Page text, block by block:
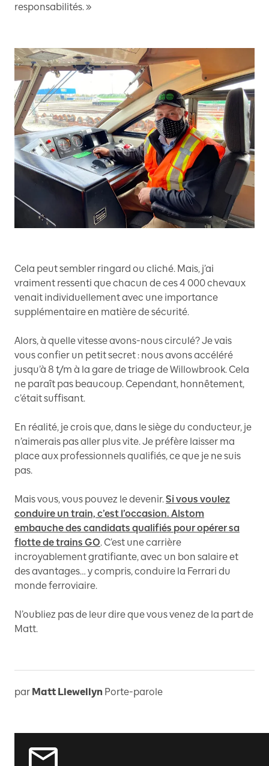
responsabilités. »
Cela peut sembler ringard ou cliché. Mais, j’ai
vraiment ressenti que chacun de ces 4 000 chevaux
venait individuellement avec une importance
supplémentaire en matière de sécurité.
Alors, à quelle vitesse avons-nous circulé? Je vais
vous confier un petit secret : nous avons accéléré
jusqu’à 8 t/m à la gare de triage de Willowbrook. Cela
ne paraît pas beaucoup. Cependant, honnêtement,
c’était suffisant.
En réalité, je crois que, dans le siège du conducteur, je
n’aimerais pas aller plus vite. Je préfère laisser ma
place aux professionnels qualifiés, ce que je ne suis
pas.
Mais vous, vous pouvez le devenir.Si vous voulez
conduire un train, c’est l’occasion. Alstom
embauche des candidats qualifiés pour opérer sa
flotte de trains GO. C’est une carrière
incroyablement gratifiante, avec un bon salaire et
des avantages… y compris, conduire la Ferrari du
monde ferroviaire.
N’oubliez pas de leur dire que vous venez de la part de
Matt.
par Matt Llewellyn Porte-parole